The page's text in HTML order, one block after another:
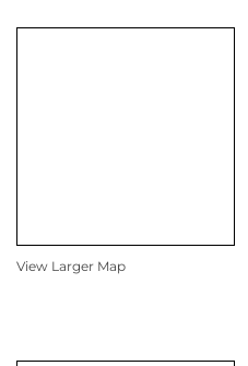
View Larger Map